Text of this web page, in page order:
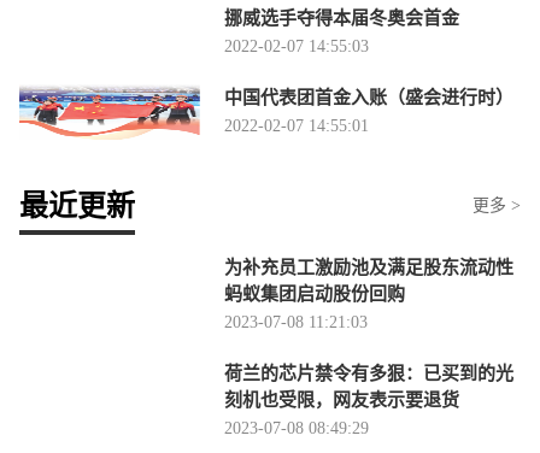
挪威选手夺得本届冬奥会首金
2022-02-07 14:55:03
中国代表团首金入账（盛会进行时）
2022-02-07 14:55:01
最近更新 更多 >
为补充员工激励池及满足股东流动性
蚂蚁集团启动股份回购
2023-07-08 11:21:03
荷兰的芯片禁令有多狠：已买到的光
刻机也受限，网友表示要退货
2023-07-08 08:49:29